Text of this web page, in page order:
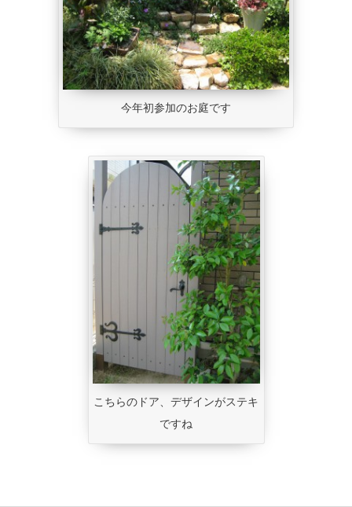
今年初参加のお庭です
こちらのドア、デザインがステキ
ですね